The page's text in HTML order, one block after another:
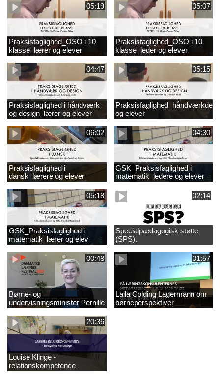
05:19
Praksisfaglighed_OSO i 10
klasse_lærer og elever
05:07
Praksisfaglighed_OSO i 10
klasse_leder og elever
04:47
Praksisfaglighed i håndværk
og design_lærer og elever
05:15
og elever
06:02
Praksisfaglighed i
dansk_lærere og elever
04:30
GSK_Praksisfaglighed i
matematik_ledere og elever
05:18
GSK_Praksisfaglighed i
matematik_lærer og elev
02:14
Specialpædagogisk støtte
(SPS).
00:48
Børne- og
undervisningsminister Pernille
Rosenkrantz-Theil inviterer til
DKLF 2020
01:57
Laila Colding Lagermann om
børneperspektiver
20:36
Louise Klinge -
relationskompetence